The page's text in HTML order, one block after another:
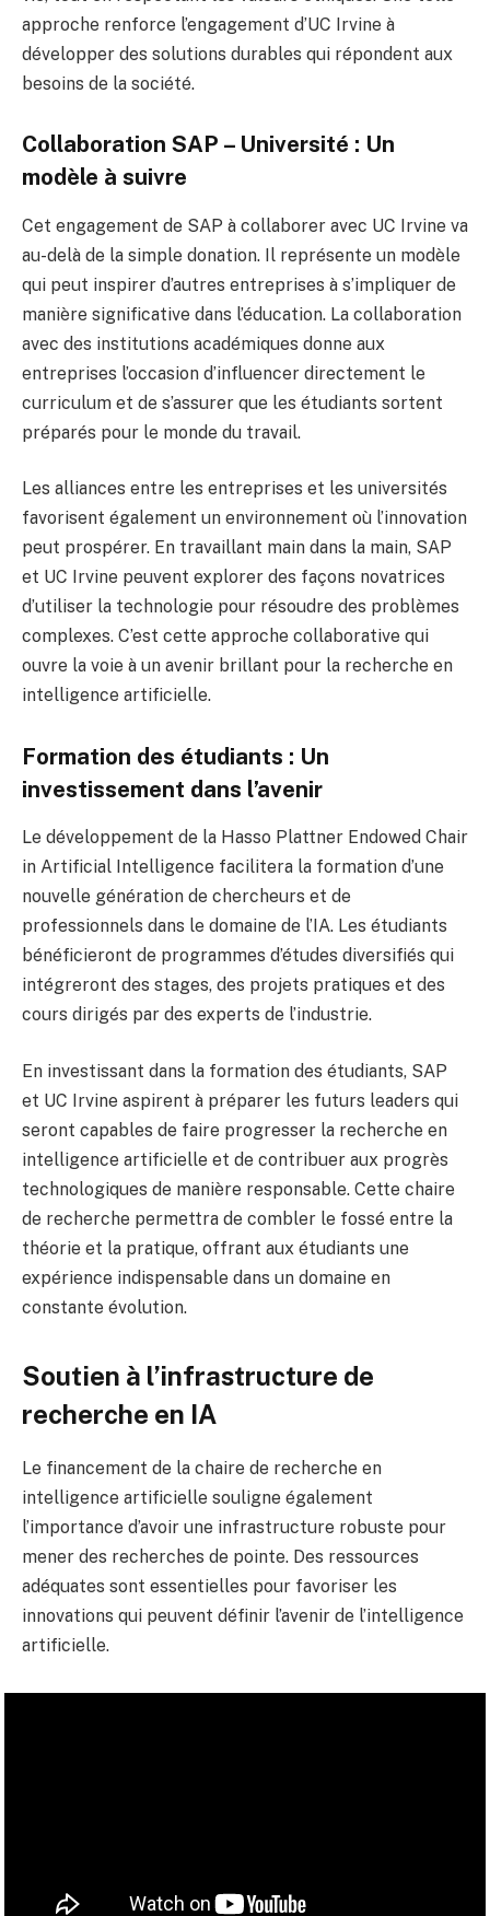
approche renforce l’engagement d’UC Irvine à
développer des solutions durables qui répondent aux
besoins de la société.
Collaboration SAP – Université : Un
modèle à suivre
Cet engagement de SAP à collaborer avec UC Irvine va
au-delà de la simple donation. Il représente un modèle
qui peut inspirer d’autres entreprises à s’impliquer de
manière significative dans l’éducation. La collaboration
avec des institutions académiques donne aux
entreprises l’occasion d’influencer directement le
curriculum et de s’assurer que les étudiants sortent
préparés pour le monde du travail.
Les alliances entre les entreprises et les universités
favorisent également un environnement où l’innovation
peut prospérer. En travaillant main dans la main, SAP
et UC Irvine peuvent explorer des façons novatrices
d’utiliser la technologie pour résoudre des problèmes
complexes. C’est cette approche collaborative qui
ouvre la voie à un avenir brillant pour la recherche en
intelligence artificielle.
Formation des étudiants : Un
investissement dans l’avenir
Le développement de la Hasso Plattner Endowed Chair
in Artificial Intelligence facilitera la formation d’une
nouvelle génération de chercheurs et de
professionnels dans le domaine de l’IA. Les étudiants
bénéficieront de programmes d’études diversifiés qui
intégreront des stages, des projets pratiques et des
cours dirigés par des experts de l’industrie.
En investissant dans la formation des étudiants, SAP
et UC Irvine aspirent à préparer les futurs leaders qui
seront capables de faire progresser la recherche en
intelligence artificielle et de contribuer aux progrès
technologiques de manière responsable. Cette chaire
de recherche permettra de combler le fossé entre la
théorie et la pratique, offrant aux étudiants une
expérience indispensable dans un domaine en
constante évolution.
Soutien à l’infrastructure de
recherche en IA
Le financement de la chaire de recherche en
intelligence artificielle souligne également
l’importance d’avoir une infrastructure robuste pour
mener des recherches de pointe. Des ressources
adéquates sont essentielles pour favoriser les
innovations qui peuvent définir l’avenir de l’intelligence
artificielle.